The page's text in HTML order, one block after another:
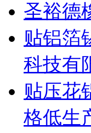
圣裕德
贴铝箔
科技有
贴压花
格低生